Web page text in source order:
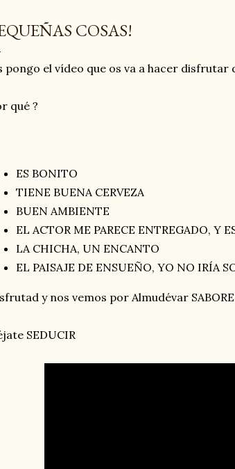
COSAS!
pongo el vídeo que os va a hacer disfrutar
qué ?
ES BONITO
TIENE BUENA CERVEZA
BUEN AMBIENTE
EL ACTOR ME PARECE ENTREGADO, Y
LA CHICHA, UN ENCANTO
EL PAISAJE DE ENSUEÑO, YO NO IRÍA
y nos vemos por Almudévar
SEDUCIR